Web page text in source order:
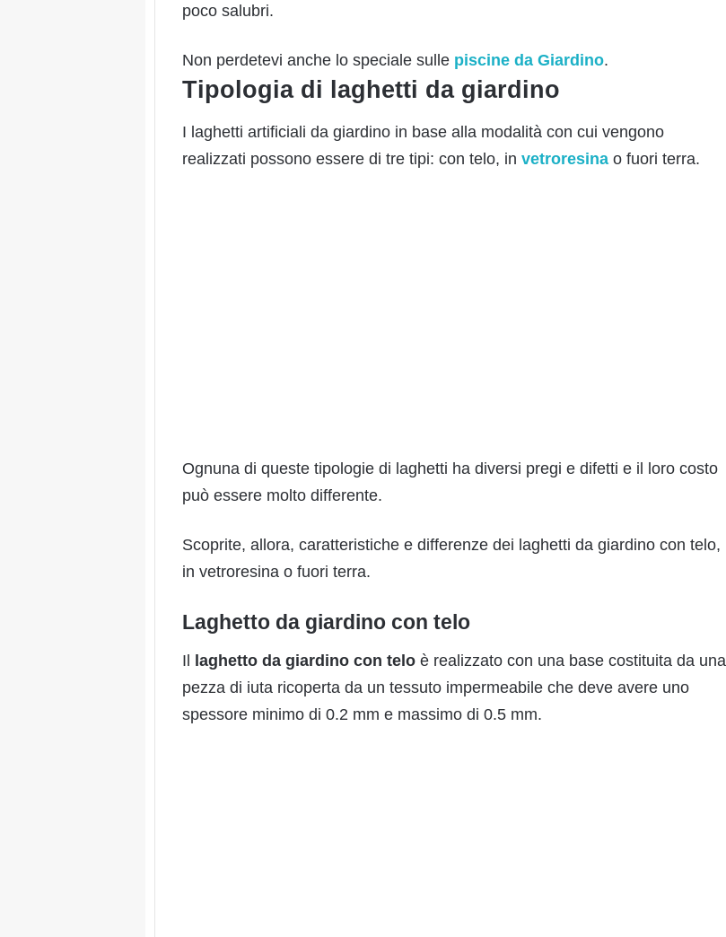
poco salubri.
Non perdetevi anche lo speciale sulle piscine da Giardino.
Tipologia di laghetti da giardino
I laghetti artificiali da giardino in base alla modalità con cui vengono
realizzati possono essere di tre tipi: con telo, in vetroresina o fuori terra.
Ognuna di queste tipologie di laghetti ha diversi pregi e difetti e il loro costo
può essere molto differente.
Scoprite, allora, caratteristiche e differenze dei laghetti da giardino con telo,
in vetroresina o fuori terra.
Laghetto da giardino con telo
Il laghetto da giardino con telo è realizzato con una base costituita da una
pezza di iuta ricoperta da un tessuto impermeabile che deve avere uno
spessore minimo di 0.2 mm e massimo di 0.5 mm.